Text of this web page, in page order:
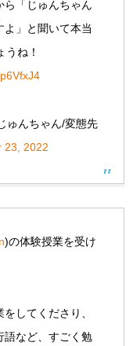
ら「じゅんちゃん
」と聞いて本当
うね！
ゅんちゃん/変態先
23, 2022
)の体験授業を受け
してくださり、
語など、すごく勉